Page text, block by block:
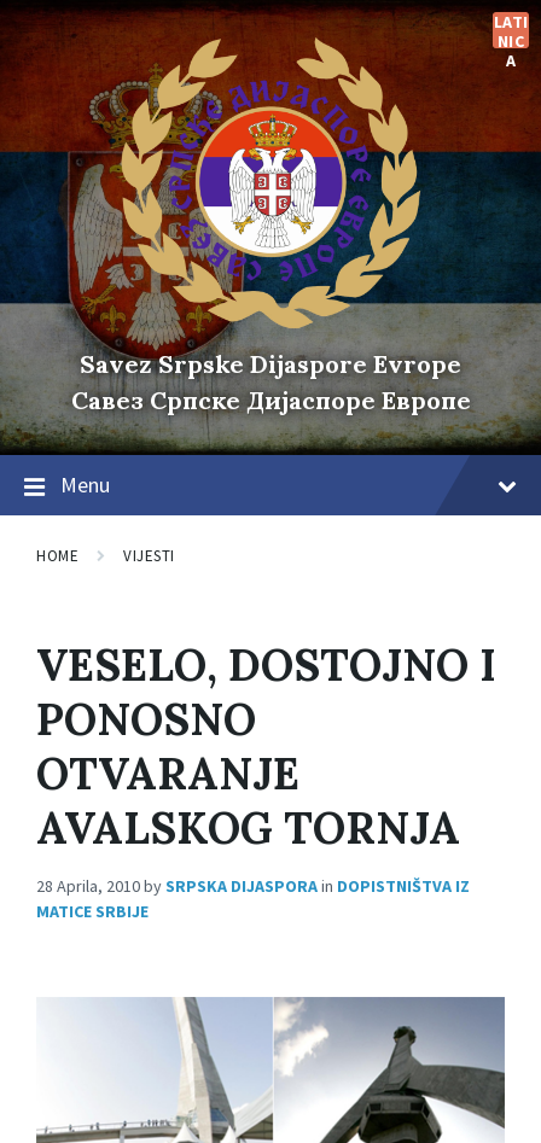
Skip
to
content
Skip
to
main
navigation
Skip
to
footer
LATI
NIC
A
Savez Srpske Dijaspore Evrope
Савез Српске Дијаспоре Европе
Menu
HOME VIJESTI
VESELO, DOSTOJNO I
PONOSNO
OTVARANJE
AVALSKOG TORNJA
28 Aprila, 2010bySRPSKA DIJASPORAin DOPISTNIŠTVA IZ
MATICE SRBIJE